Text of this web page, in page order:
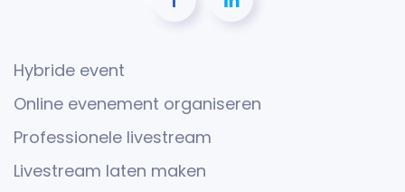
Hybride event
Online evenement organiseren
Professionele livestream
Livestream laten maken